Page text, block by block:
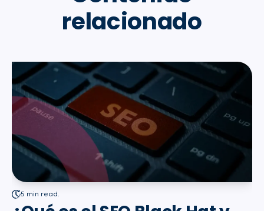
relacionado
5 min read.